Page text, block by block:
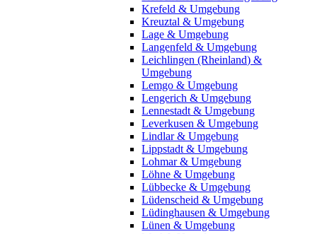
Krefeld & Umgebung
Kreuztal & Umgebung
Lage & Umgebung
Langenfeld & Umgebung
Leichlingen (Rheinland) &
Umgebung
Lemgo & Umgebung
Lengerich & Umgebung
Lennestadt & Umgebung
Leverkusen & Umgebung
Lindlar & Umgebung
Lippstadt & Umgebung
Lohmar & Umgebung
Löhne & Umgebung
Lübbecke & Umgebung
Lüdenscheid & Umgebung
Lüdinghausen & Umgebung
Lünen & Umgebung